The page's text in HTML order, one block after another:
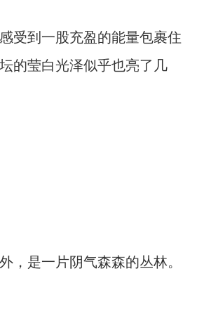
受到一股充盈的能量包裹住
的莹白光泽似乎也亮了几
，是一片阴气森森的丛林。